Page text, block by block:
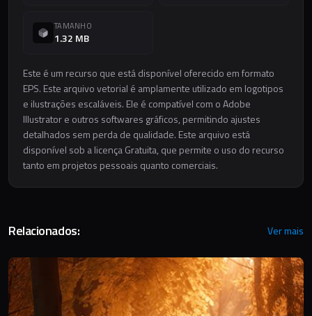
TAMANHO
1.32 MB
Este é um recurso que está disponível oferecido em formato
EPS. Este arquivo vetorial é amplamente utilizado em logotipos
e ilustrações escaláveis. Ele é compatível com o Adobe
Illustrator e outros softwares gráficos, permitindo ajustes
detalhados sem perda de qualidade. Este arquivo está
disponível sob a licença Gratuita, que permite o uso do recurso
tanto em projetos pessoais quanto comerciais.
Relacionados: Ver mais